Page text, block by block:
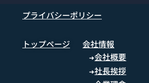
プライバシーポリシー
トップページ 会社情報
➜会社概要
➜社長挨拶